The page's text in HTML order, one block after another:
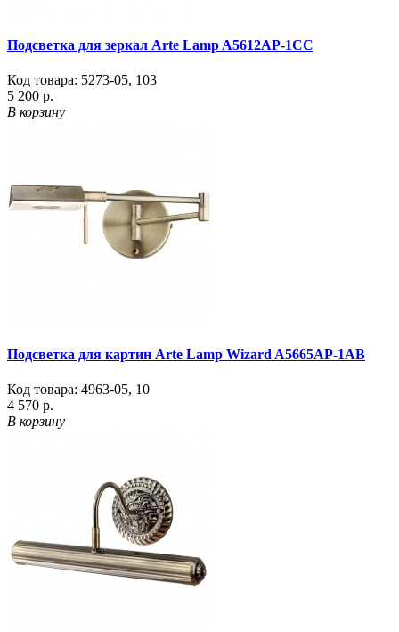
Подсветка для зеркал Arte Lamp A5612AP-1CC
Код товара: 5273-05, 103
5 200 р.
В корзину
Подсветка для картин Arte Lamp Wizard A5665AP-1AB
Код товара: 4963-05, 10
4 570 р.
В корзину